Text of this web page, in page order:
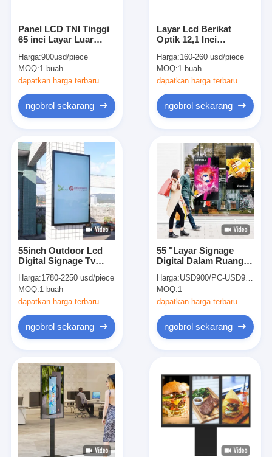
Rumah
Produk
Panel LCD TNI Tinggi
65 inci Layar Luar
Harga:900usd/piece
MOQ:1 buah
dapatkan harga terbaru
ngobrol sekarang
Layar Lcd Berikat
Optik 12,1 Inci
OC Kustom
Harga:160-260 usd/piece
MOQ:1 buah
dapatkan harga terbaru
ngobrol sekarang
55inch Outdoor Lcd
Digital Signage Tv
Cuaca 3000nits
Harga:1780-2250 usd/piece
MOQ:1 buah
dapatkan harga terbaru
ngobrol sekarang
55 "Layar Signage
Digital Dalam Ruangan
Dalam Ruangan Tanda
3000nit
Harga:USD900/PC-USD980/PC
MOQ:1
dapatkan harga terbaru
ngobrol sekarang